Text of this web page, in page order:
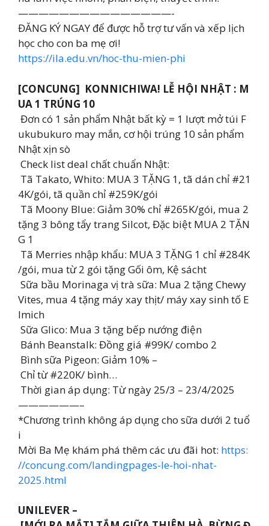
———————————————-
ĐĂNG KÝ NGAY để được hỗ trợ tư vấn và xếp lịch
học cho con ba mẹ ơi!
https://ila.edu.vn/hoc-thu-mien-phi
[CONCUNG] KONNICHIWA! LỄ HỘI NHẬT : M
UA 1 TRÚNG 10
️ Đơn có 1 sản phẩm Nhật bất kỳ = 1 lượt mở túi F
ukubukuro may mắn, cơ hội trúng 10 sản phẩm
Nhật xịn sò
Check list deal chất chuẩn Nhật:
Tã Takato, Whito: MUA 3 TẶNG 1, tã dán chỉ #21
4K/gói, tã quần chỉ #259K/gói
Tã Moony Blue: Giảm 30% chỉ #265K/gói, mua 2
tặng 3 bông tẩy trang Silcot, Đặc biệt MUA 2 TẶN
G 1
Tã Merries nhập khẩu: MUA 3 TẶNG 1 chỉ #284K
/gói, mua từ 2 gói tặng Gối ôm, Kệ sácht
Sữa bầu Morinaga vị trà sữa: Mua 2 tặng Chewy
Vites, mua 4 tặng máy xay thịt/ máy xay sinh tố E
lmich
Sữa Glico: Mua 3 tặng bếp nướng điện
Bánh Beanstalk: Đồng giá #99K/ combo 2
Bình sữa Pigeon: Giảm 10% –
Chỉ từ #220K/ bình…
Thời gian áp dụng: Từ ngày 25/3 – 23/4/2025
——————–
*Chương trình không áp dụng cho sữa dưới 2 tuổ
i
Mời Ba Mẹ khám phá thêm các ưu đãi hot: https:
//concung.com/landingpages-le-hoi-nhat-
2025.html
UNILEVER –